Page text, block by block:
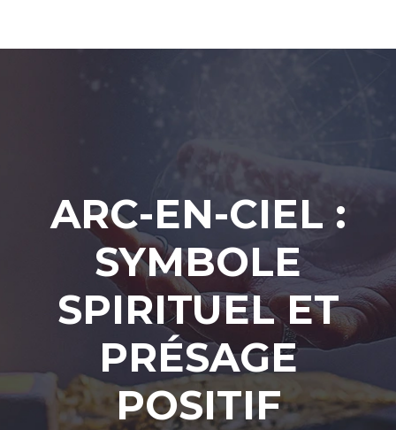
ARC-EN-CIEL :
SYMBOLE
SPIRITUEL ET
PRÉSAGE
POSITIF